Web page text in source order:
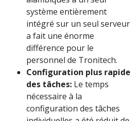
système entièrement
intégré sur un seul serveur
a fait une énorme
différence pour le
personnel de Tronitech.
Configuration plus rapide
des tâches: Le temps
nécessaire à la
configuration des tâches